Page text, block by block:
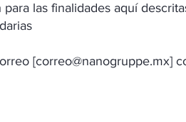
las finalidades aquí
[correo@nanogruppe.mx]